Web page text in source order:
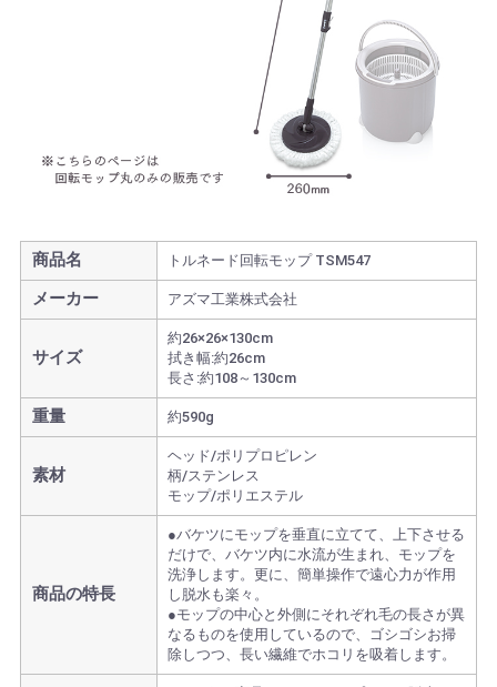
商品名 トルネード回転モップ TSM547
メーカー アズマ工業株式会社
サイズ
約26×26×130cm
拭き幅:約26cm
長さ:約108～130cm
重量 約590g
素材
ヘッド/ポリプロピレン
柄/ステンレス
モップ/ポリエステル
商品の特長
●バケツにモップを垂直に立てて、上下させる
だけで、バケツ内に水流が生まれ、モップを
洗浄します。更に、簡単操作で遠心力が作用
し脱水も楽々。
●モップの中心と外側にそれぞれ毛の長さが異
なるものを使用しているので、ゴシゴシお掃
除しつつ、長い繊維でホコリを吸着します。